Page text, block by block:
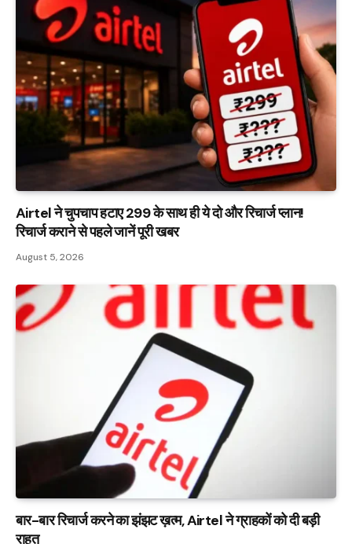
Airtel ने चुपचाप हटाए ₹299 के साथ ही ये दो और रिचार्ज प्लान!
रिचार्ज कराने से पहले जानें पूरी खबर
August 5, 2026
बार-बार रिचार्ज करने का झंझट ख़त्म, Airtel ने ग्राहकों को दी बड़ी
राहत